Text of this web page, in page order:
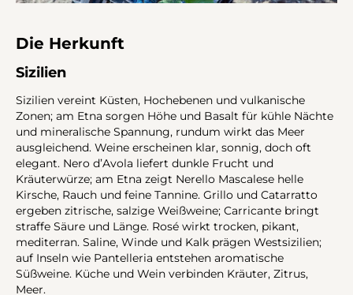
Die Herkunft
Sizilien
Sizilien vereint Küsten, Hochebenen und vulkanische
Zonen; am Etna sorgen Höhe und Basalt für kühle Nächte
und mineralische Spannung, rundum wirkt das Meer
ausgleichend. Weine erscheinen klar, sonnig, doch oft
elegant. Nero d’Avola liefert dunkle Frucht und
Kräuterwürze; am Etna zeigt Nerello Mascalese helle
Kirsche, Rauch und feine Tannine. Grillo und Catarratto
ergeben zitrische, salzige Weißweine; Carricante bringt
straffe Säure und Länge. Rosé wirkt trocken, pikant,
mediterran. Saline, Winde und Kalk prägen Westsizilien;
auf Inseln wie Pantelleria entstehen aromatische
Süßweine. Küche und Wein verbinden Kräuter, Zitrus,
Meer.